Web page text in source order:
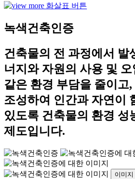
녹색건축인증
건축물의 전 과정에서 발
너지와 자원의 사용 및
같은 환경 부담을 줄이고
조성하여 인간과 자연이
있도록 건축물의 환경 성
제도입니다.
이미지